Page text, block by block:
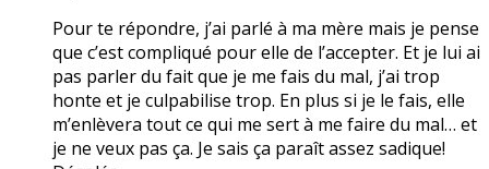
Pour te répondre, j’ai parlé à ma mère mais je pense
que c’est compliqué pour elle de l’accepter. Et je lui ai
pas parler du fait que je me fais du mal, j’ai trop
honte et je culpabilise trop. En plus si je le fais, elle
m’enlèvera tout ce qui me sert à me faire du mal… et
je ne veux pas ça. Je sais ça paraît assez sadique!